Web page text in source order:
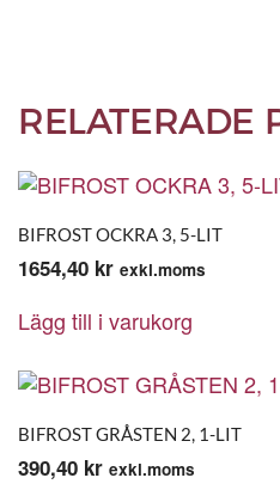
RELATERADE
BIFROST OCKRA 3, 5-LIT
1654,40 kr exkl.moms
Lägg till i varukorg
BIFROST GRÅSTEN 2, 1-LIT
390,40 kr exkl.moms